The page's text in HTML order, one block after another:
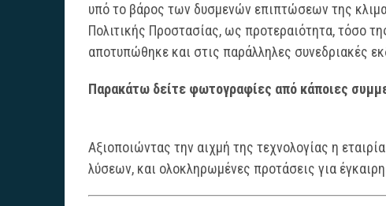
υπό το βάρος των δυσμενών επιπτώσεων της
Πολιτικής Προστασίας, ως προτεραιότητα, τόσο
αποτυπώθηκε και στις παράλληλες συνεδριακές
Παρακάτω δείτε φωτογραφίες από κάποιες
Αξιοποιώντας την αιχμή της τεχνολογίας η
λύσεων, και ολοκληρωμένες προτάσεις για